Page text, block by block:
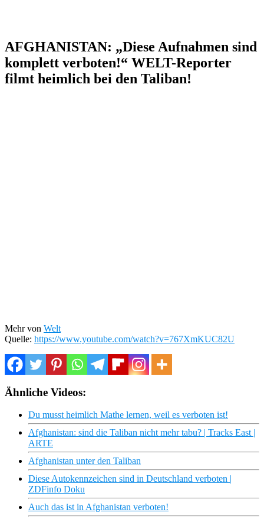
AFGHANISTAN: „Diese Aufnahmen sind
komplett verboten!“ WELT-Reporter
filmt heimlich bei den Taliban!
Mehr von Welt
Quelle: https://www.youtube.com/watch?v=767XmKUC82U
Ähnliche Videos:
Du musst heimlich Mathe lernen, weil es verboten ist!
Afghanistan: sind die Taliban nicht mehr tabu? | Tracks East |
ARTE
Afghanistan unter den Taliban
Diese Autokennzeichen sind in Deutschland verboten |
ZDFinfo Doku
Auch das ist in Afghanistan verboten!